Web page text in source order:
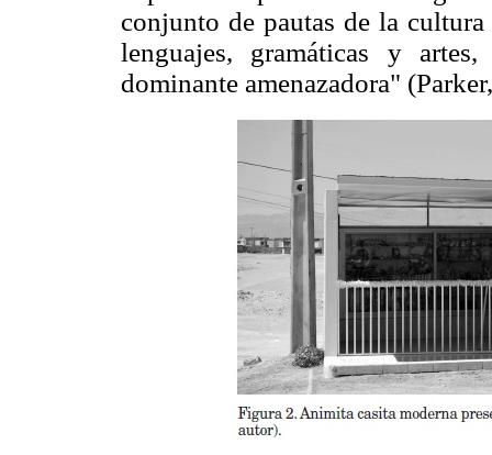
conjunto de pautas de la
lenguajes, gramáticas y
dominante amenazadora"